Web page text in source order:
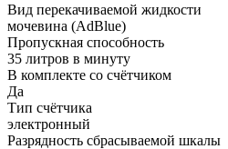
Вид перекачиваемой жидкости
мочевина (AdBlue)
Пропускная способность
35 литров в минуту
В комплекте со счётчиком
Да
Тип счётчика
электронный
Разрядность сбрасываемой шкалы